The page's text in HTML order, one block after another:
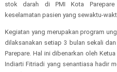
stok darah di PMI Kota Parepare
keselamatan pasien yang sewaktu-
Kegiatan yang merupakan program
dilaksanakan setiap 3 bulan sekali
Parepare. Hal ini dibenarkan oleh
Indiarti Fitriadi yang senantiasa hadir